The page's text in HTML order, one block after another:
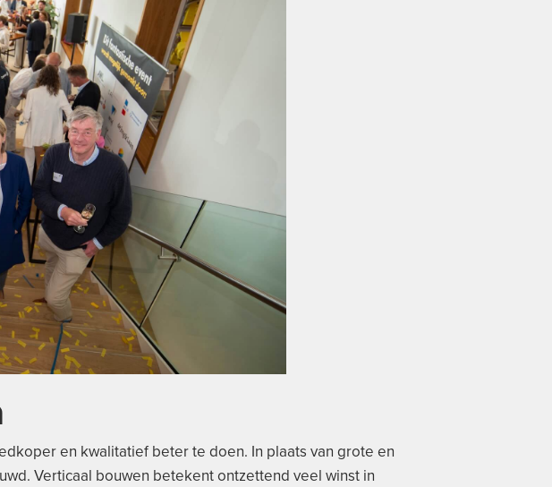
en kwalitatief beter te doen. In plaats van grote en
Verticaal bouwen betekent ontzettend veel winst in